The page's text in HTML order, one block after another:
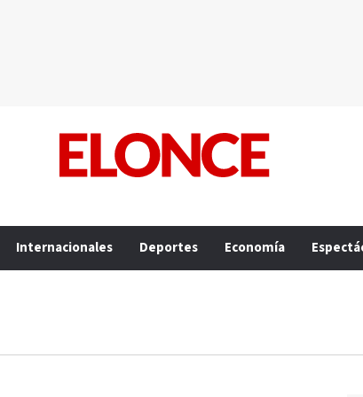
Internacionales Deportes Economía